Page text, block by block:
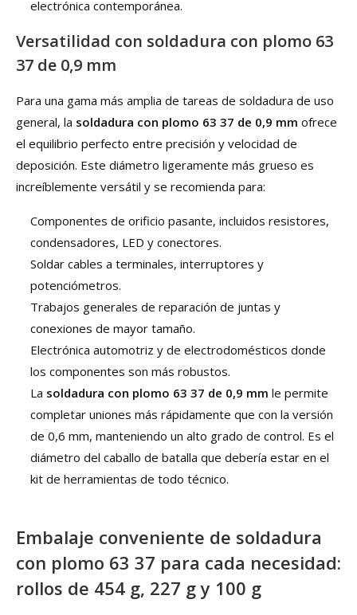
electrónica contemporánea.
Versatilidad con soldadura con plomo 63
37 de 0,9 mm
Para una gama más amplia de tareas de soldadura de uso
general, la soldadura con plomo 63 37 de 0,9 mm ofrece
el equilibrio perfecto entre precisión y velocidad de
deposición. Este diámetro ligeramente más grueso es
increíblemente versátil y se recomienda para:
Componentes de orificio pasante, incluidos resistores,
condensadores, LED y conectores.
Soldar cables a terminales, interruptores y
potenciómetros.
Trabajos generales de reparación de juntas y
conexiones de mayor tamaño.
Electrónica automotriz y de electrodomésticos donde
los componentes son más robustos.
La soldadura con plomo 63 37 de 0,9 mm le permite
completar uniones más rápidamente que con la versión
de 0,6 mm, manteniendo un alto grado de control. Es el
diámetro del caballo de batalla que debería estar en el
kit de herramientas de todo técnico.
Embalaje conveniente de soldadura
con plomo 63 37 para cada necesidad:
rollos de 454 g, 227 g y 100 g